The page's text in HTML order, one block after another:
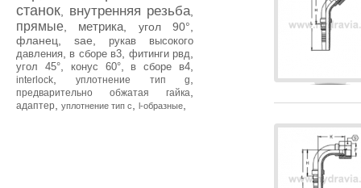
станок
внутренняя резьба
прямые метрика угол 90°
фланец
sae
рукав высокого
давления
в сборе в3 фитинги рвд
угол 45°, конус 60°, в сборе в4
interlock ,уплотнение тип g
предварительно обжатая гайка
адаптер уплотнение тип с l-образные